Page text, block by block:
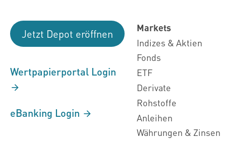
Jetzt Depot eröffnen
Wertpapierportal Login
eBanking Login
Markets
Indizes & Aktien
Fonds
ETF
Derivate
Rohstoffe
Anleihen
Währungen & Zinsen